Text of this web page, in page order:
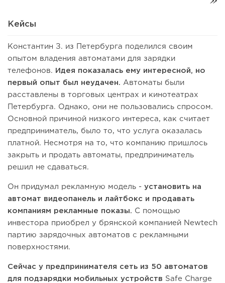
Кейсы
Константин З. из Петербурга поделился своим
опытом владения автоматами для зарядки
телефонов.
Идея показалась ему интересной, но
первый опыт был неудачен. Автоматы были
расставлены в торговых центрах и кинотеатрах
Петербурга. Однако, они не пользовались спросом.
Основной причиной низкого интереса, как считает
предприниматель, было то, что услуга оказалась
платной. Несмотря на то, что компанию пришлось
закрыть и продать автоматы, предприниматель
решил не сдаваться.
Он придумал рекламную модель - установить на
автомат видеопанель и лайтбокс и продавать
компаниям рекламные показы. С помощью
инвестора приобрел у брянской компанией Newtech
партию зарядочных автоматов с рекламными
поверхностями.
Сейчас у предпринимателя сеть из 50 автоматов
для подзарядки мобильных устройств Safe Charge